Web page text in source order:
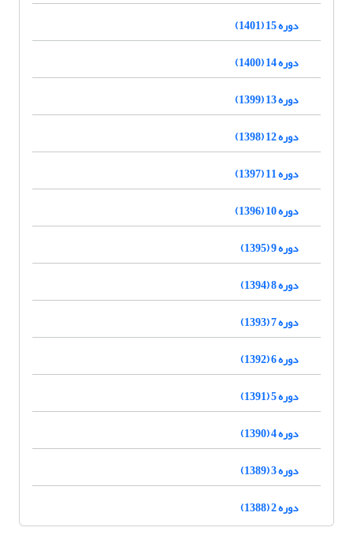
دوره 15 (1401)
دوره 14 (1400)
دوره 13 (1399)
دوره 12 (1398)
دوره 11 (1397)
دوره 10 (1396)
دوره 9 (1395)
دوره 8 (1394)
دوره 7 (1393)
دوره 6 (1392)
دوره 5 (1391)
دوره 4 (1390)
دوره 3 (1389)
دوره 2 (1388)